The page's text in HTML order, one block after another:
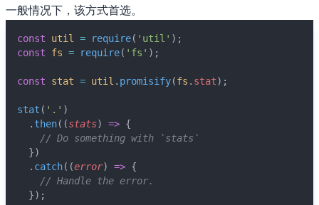
🖍 pastel
一般情况下，该方式首选。
const util = require( 'util' );
const
fs = require( 'fs' );
const stat = util . promisify(fs . stat);
stat ( '.' )
  .
then((stats) => {
// Do something with `stats`
  })
  .
catch((error) => {
// Handle the error.
  });